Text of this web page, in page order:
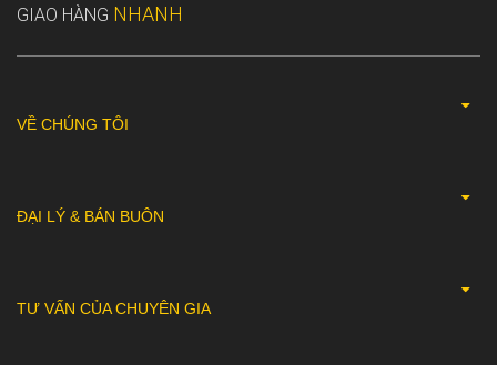
GIAO HÀNG NHANH
VỀ CHÚNG TÔI
ĐẠI LÝ & BÁN BUÔN
TƯ VẤN CỦA CHUYÊN GIA